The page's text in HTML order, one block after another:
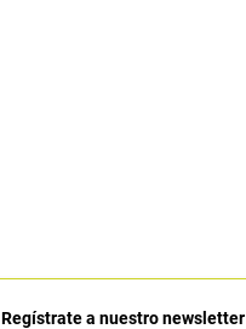
Regístrate a nuestro newsletter